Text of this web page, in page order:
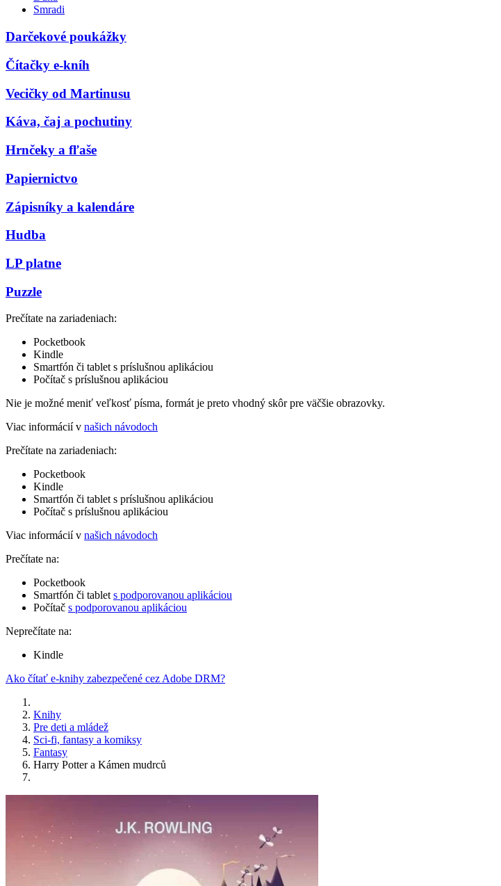
Smradi
Darčekové poukážky
Čítačky e-kníh
Vecičky od Martinusu
Káva, čaj a pochutiny
Hrnčeky a fľaše
Papiernictvo
Zápisníky a kalendáre
Hudba
LP platne
Puzzle
Prečítate na zariadeniach:
Pocketbook
Kindle
Smartfón či tablet s príslušnou aplikáciou
Počítač s príslušnou aplikáciou
Nie je možné meniť veľkosť písma, formát je preto vhodný skôr pre väčšie obrazovky.
Viac informácií v našich návodoch
Prečítate na zariadeniach:
Pocketbook
Kindle
Smartfón či tablet s príslušnou aplikáciou
Počítač s príslušnou aplikáciou
Viac informácií v našich návodoch
Prečítate na:
Pocketbook
Smartfón či tablet s podporovanou aplikáciou
Počítač s podporovanou aplikáciou
Neprečítate na:
Kindle
Ako čítať e-knihy zabezpečené cez Adobe DRM?
Knihy
Pre deti a mládež
Sci-fi, fantasy a komiksy
Fantasy
Harry Potter a Kámen mudrců